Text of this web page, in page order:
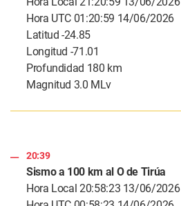
Hora UTC 01:20:59 14/06/2026
Latitud -24.85
Longitud -71.01
Profundidad 180 km
Magnitud 3.0 MLv
20:39
Sismo a 100 km al O de Tirúa
Hora Local 20:58:23 13/06/2026